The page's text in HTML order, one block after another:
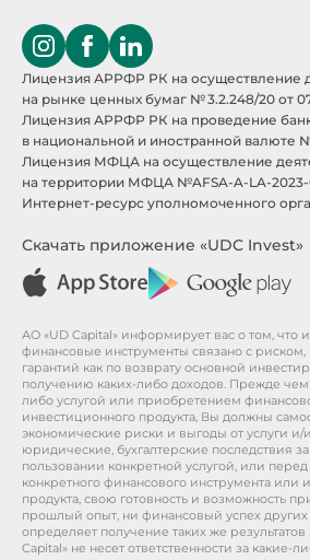
Лицензия АРРФР РК на осуществление
на рынке ценных бумаг № 3.2.248/20 от
Лицензия АРРФР РК на проведение
в национальной и иностранной валюте №
Лицензия МФЦА на осуществление
на территории МФЦА №AFSA-A-LA-2023-
Интернет-ресурс уполномоченного
Скачать приложение «UDC Invest»
АО «UD Capital» информирует вас о том, что
финансовые инструменты связано с риском,
гарантий как по возврату основной
получению каких-либо доходов. Прежде чем
либо услугой или приобретением
инвестиционного продукта, Вы должны
экономические риски и выгоды от услуги и/
юридические, бухгалтерские последствия
пользовании конкретной услугой, или
конкретного финансового инструмента или
продукта, свою готовность и возможность
прошлый опыт, ни финансовый успех других
определяет получение таких же
Capital» не несет ответственности за